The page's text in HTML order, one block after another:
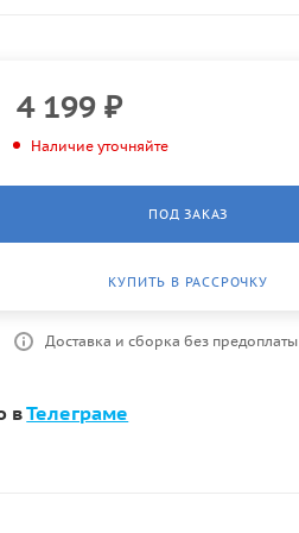
4 199 ₽
Наличие уточняйте
ПОД ЗАКАЗ
КУПИТЬ В РАССРОЧКУ
Доставка и сборка без предоплаты
вТелеграме